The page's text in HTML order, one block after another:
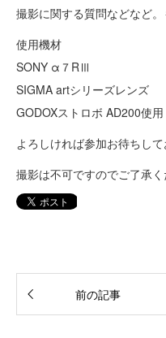
撮影に関する質問などなど。
使用機材
SONY α７RⅢ
SIGMA artシリーズレンズ
GODOXストロボ AD200使用
よろしければ参加お待ちして
撮影は不可ですのでご了承く
前の記事